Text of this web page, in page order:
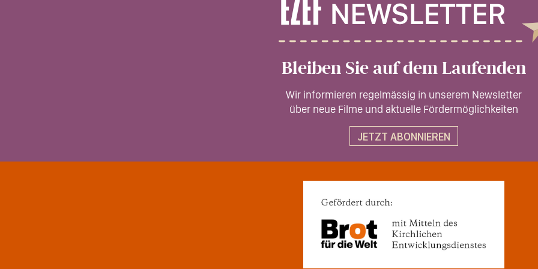
Bleiben Sie auf dem Laufenden
Wir informieren regelmässig in unserem Newsletter
über neue Filme und aktuelle Fördermöglichkeiten
JETZT ABONNIEREN